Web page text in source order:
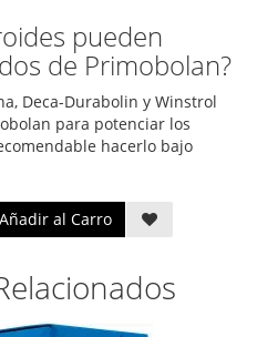
pueden
de Primobolan?
Deca-Durabolin y Winstrol
para potenciar los
hacerlo bajo
Añadir al Carro